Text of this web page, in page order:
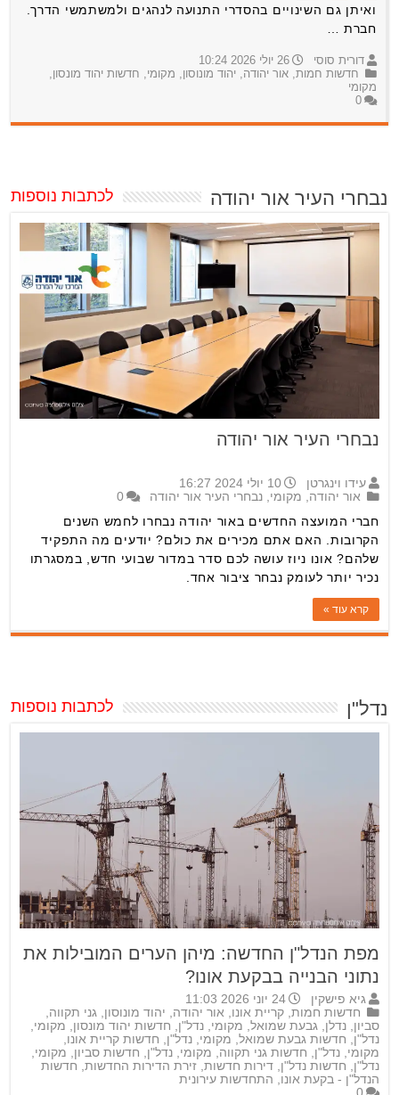
ואיתן גם השינויים בהסדרי התנועה לנהגים ולמשתמשי הדרך.
חברת …
דורית סוסי
26 יולי 2026 10:24
חדשות חמות, אור יהודה, יהוד מונוסון, מקומי, חדשות יהוד מונסון,
מקומי
0
נבחרי העיר אור יהודה לכתבות נוספות
נבחרי העיר אור יהודה
עידו וינגרטן
10 יולי 2024 16:27
אור יהודה, מקומי, נבחרי העיר אור יהודה 0
חברי המועצה החדשים באור יהודה נבחרו לחמש השנים
הקרובות. האם אתם מכירים את כולם? יודעים מה התפקיד
שלהם? אונו ניוז עושה לכם סדר במדור שבועי חדש, במסגרתו
נכיר יותר לעומק נבחר ציבור אחד.
קרא עוד »
נדל"ן לכתבות נוספות
מפת הנדל"ן החדשה: מיהן הערים המובילות את
נתוני הבנייה בבקעת אונו?
גיא פישקין
24 יוני 2026 11:03
חדשות חמות, קריית אונו, אור יהודה, יהוד מונוסון, גני תקווה,
סביון, נדלן, גבעת שמואל, מקומי, נדל"ן, חדשות יהוד מונסון, מקומי,
נדל"ן, חדשות גבעת שמואל, מקומי, נדל"ן, חדשות קריית אונו,
מקומי, נדל"ן, חדשות גני תקווה, מקומי, נדל"ן, חדשות סביון, מקומי,
נדל"ן, חדשות נדל"ן, דירות חדשות, זירת הדירות החדשות, חדשות
הנדל"ן - בקעת אונו, התחדשות עירונית